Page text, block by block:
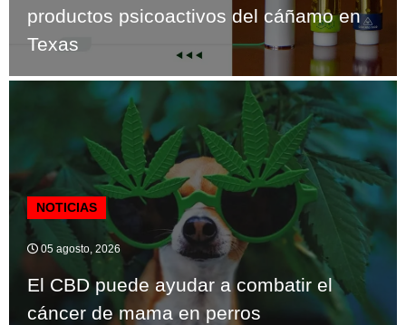
productos psicoactivos del cáñamo en
Texas
NOTICIAS
05 agosto, 2026
El CBD puede ayudar a combatir el
cáncer de mama en perros